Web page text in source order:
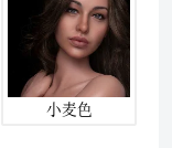
小麦色